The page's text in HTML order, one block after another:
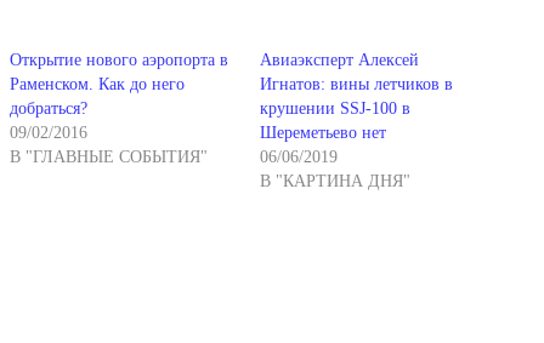
Открытие нового аэропорта в
Раменском. Как до него
добраться?
09/02/2016
В "ГЛАВНЫЕ СОБЫТИЯ"
Авиаэксперт Алексей
Игнатов: вины летчиков в
крушении SSJ-100 в
Шереметьево нет
06/06/2019
В "КАРТИНА ДНЯ"